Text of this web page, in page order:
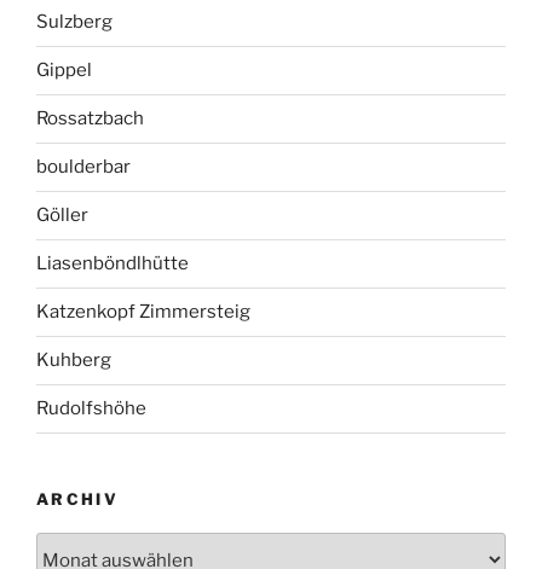
Sulzberg
Gippel
Rossatzbach
boulderbar
Göller
Liasenböndlhütte
Katzenkopf Zimmersteig
Kuhberg
Rudolfshöhe
ARCHIV